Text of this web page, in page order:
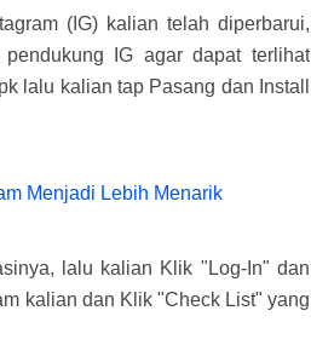
(IG) kalian telah diperbarui,
IG agar dapat terlihat
lalu kalian tap Pasang dan Install
lalu kalian Klik "Log-In" dan
kalian dan Klik "Check List" yang